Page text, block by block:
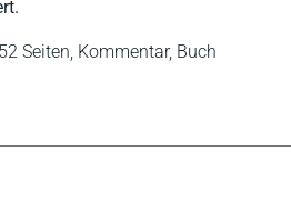
Seiten, Kommentar, Buch